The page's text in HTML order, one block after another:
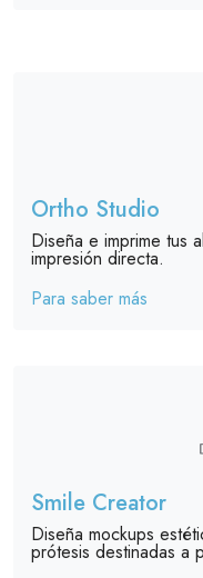
Ortho Studio
Diseña e imprime tus
impresión directa.
Para saber más
Smile Creator
Diseña mockups
prótesis destinadas a